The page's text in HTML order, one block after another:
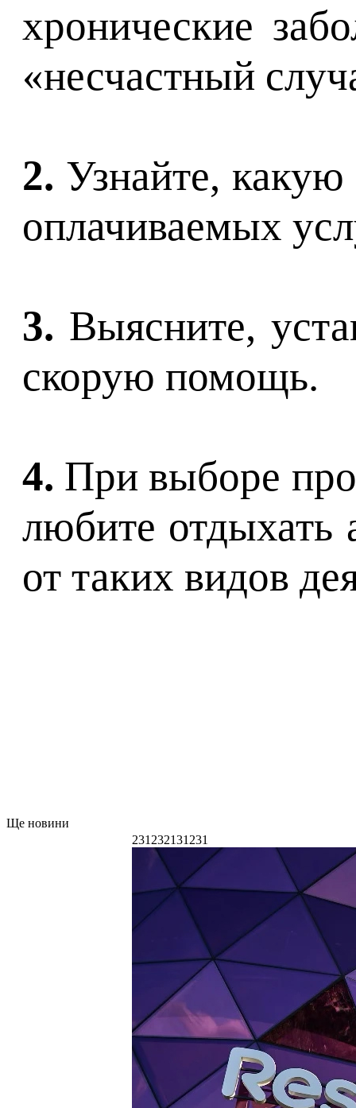
хронические
«несчастный
2. Узнайте,
оплачиваемых
3. Выясните,
скорую помощь.
4. При выборе
любите отдыхать
от таких видов
Ще новини
231232131231